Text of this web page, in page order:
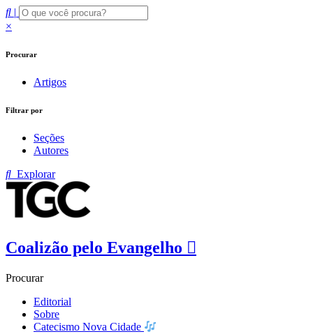
|
×
Procurar
Artigos
Filtrar por
Seções
Autores
Explorar
Coalizão pelo Evangelho
Procurar
Editorial
Sobre
Catecismo Nova Cidade